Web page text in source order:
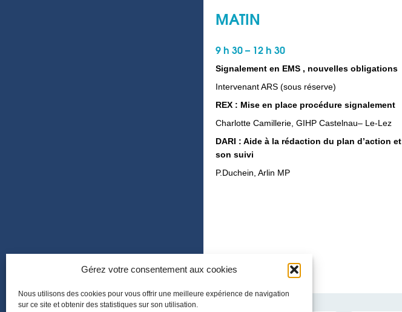
Gérez votre consentement aux cookies
Nous utilisons des cookies pour vous offrir une meilleure expérience de navigation
sur ce site et obtenir des statistiques sur son utilisation.
MATIN
9 h 30 – 12 h 30
Signalement en EMS , nouvelles obligations
Intervenant ARS (sous réserve)
REX : Mise en place procédure signalement
Charlotte Camillerie, GIHP Castelnau– Le-Lez
DARI : Aide à la rédaction du plan d’action et
son suivi
P.Duchein, Arlin MP